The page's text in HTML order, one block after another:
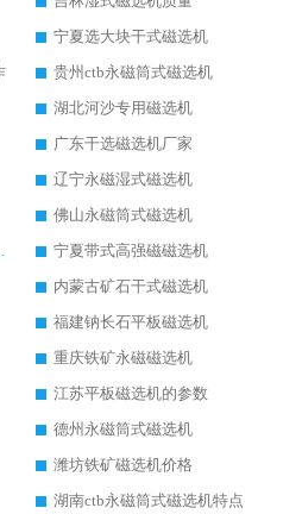
宁夏选大块干式磁选机
贵州ctb永磁筒式磁选机
湖北河沙专用磁选机
广东干选磁选机厂家
辽宁永磁湿式磁选机
佛山永磁筒式磁选机
磁的吗
宁夏带式高强磁磁选机
内蒙古矿石干式磁选机
福建钠长石平板磁选机
重庆铁矿永磁磁选机
江苏平板磁选机的参数
德州永磁筒式磁选机
潍坊铁矿磁选机价格
湖南ctb永磁筒式磁选机特点